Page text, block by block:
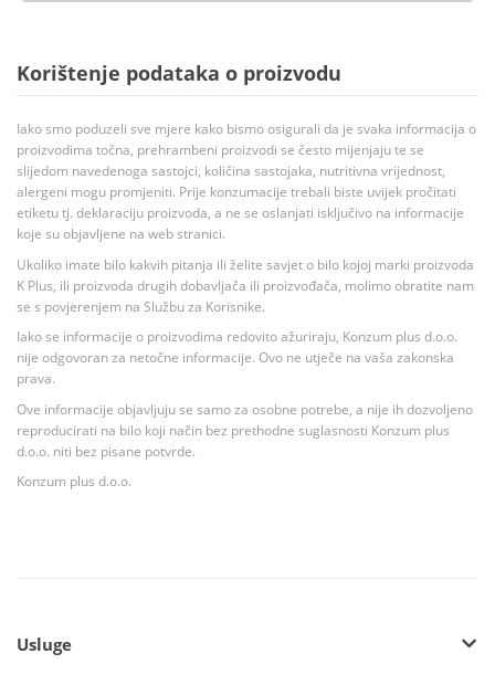
Korištenje podataka o proizvodu
Iako smo poduzeli sve mjere kako bismo osigurali da je svaka informacija o
proizvodima točna, prehrambeni proizvodi se često mijenjaju te se
slijedom navedenoga sastojci, količina sastojaka, nutritivna vrijednost,
alergeni mogu promjeniti. Prije konzumacije trebali biste uvijek pročitati
etiketu tj. deklaraciju proizvoda, a ne se oslanjati isključivo na informacije
koje su objavljene na web stranici.
Ukoliko imate bilo kakvih pitanja ili želite savjet o bilo kojoj marki proizvoda
K Plus, ili proizvoda drugih dobavljača ili proizvođača, molimo obratite nam
se s povjerenjem na Službu za Korisnike.
Iako se informacije o proizvodima redovito ažuriraju, Konzum plus d.o.o.
nije odgovoran za netočne informacije. Ovo ne utječe na vaša zakonska
prava.
Ove informacije objavljuju se samo za osobne potrebe, a nije ih dozvoljeno
reproducirati na bilo koji način bez prethodne suglasnosti Konzum plus
d.o.o. niti bez pisane potvrde.
Konzum plus d.o.o.
Usluge